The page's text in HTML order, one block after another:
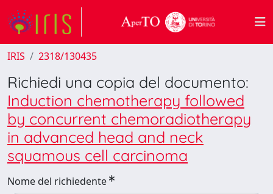
IRIS 2318/130435
Richiedi una copia del documento:
Induction chemotherapy followed
by concurrent chemoradiotherapy
in advanced head and neck
squamous cell carcinoma
Nome del richiedente